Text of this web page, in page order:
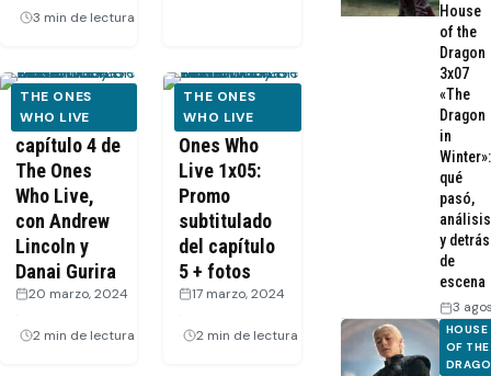
3 min de lectura
THE ONES
WHO LIVE
Dentro del
capítulo 4 de
The Ones
Who Live,
con Andrew
Lincoln y
Danai Gurira
20 marzo, 2024
2 min de lectura
THE ONES
WHO LIVE
TWD: The
Ones Who
Live 1x05:
Promo
subtitulado
del capítulo
5 + fotos
17 marzo, 2024
2 min de lectura
House
of the
Dragon
3x07
«The
Dragon
in
Winter»:
qué
pasó,
análisis
y detrás
de
escena
3
HOUSE
OF THE